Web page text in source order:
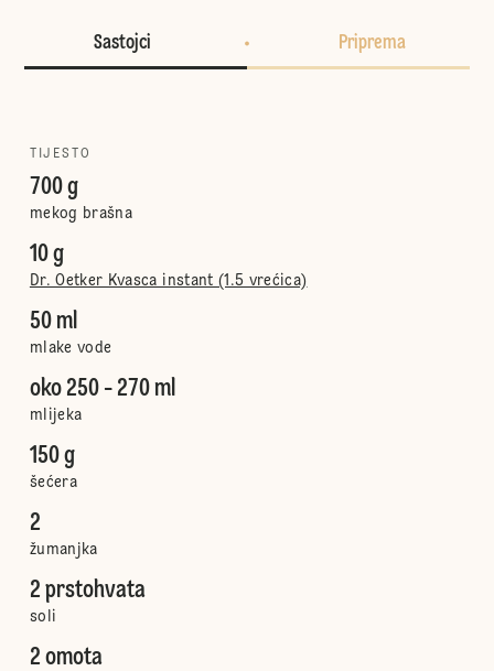
Sastojci Priprema
TIJESTO
700 g
mekog brašna
10 g
Dr. Oetker Kvasca instant (1.5 vrećica)
50 ml
mlake vode
oko 250 - 270 ml
mlijeka
150 g
šećera
2
žumanjka
2 prstohvata
soli
2 omota